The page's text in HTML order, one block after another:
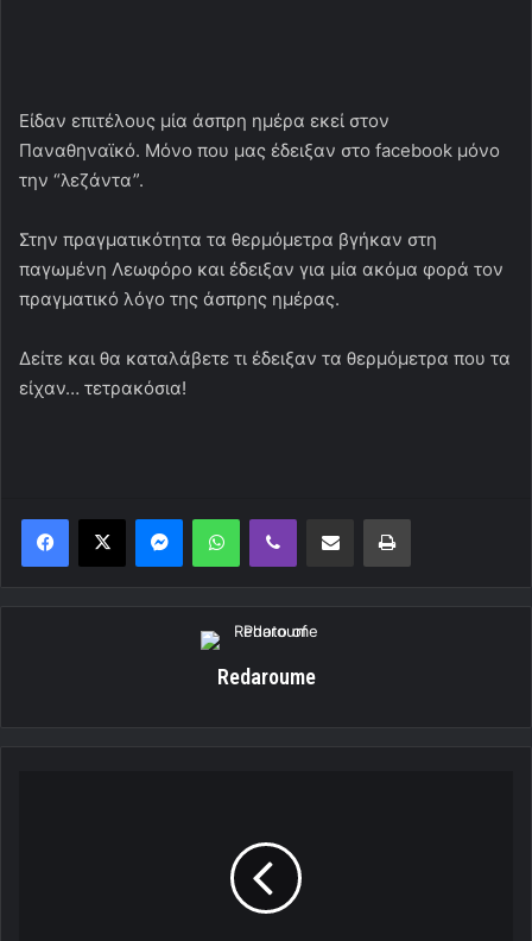
Eίδαν επιτέλους μία άσπρη ημέρα εκεί στον
Παναθηναϊκό. Μόνο που μας έδειξαν στο facebook μόνο
την “λεζάντα”.
Στην πραγματικότητα τα θερμόμετρα βγήκαν στη
παγωμένη Λεωφόρο και έδειξαν για μία ακόμα φορά τον
πραγματικό λόγο της άσπρης ημέρας.
Δείτε και θα καταλάβετε τι έδειξαν τα θερμόμετρα που τα
είχαν… τετρακόσια!
MessengerWhatsAppViber Κοινοποίηση μέσω ηλεκτρονικού ταχυδρομείουΕκτύπωση
Redaroume